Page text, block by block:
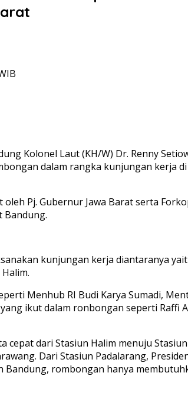
Kolonel Laut (KH/W) Dr. Renny
dalam rangka kunjungan kerja
Pj. Gubernur Jawa Barat serta
Bandung.
kunjungan kerja diantaranya
Menhub RI Budi Karya Sumadi,
ikut dalam ronbongan seperti Raffi
cepat dari Stasiun Halim menuju
Dari Stasiun Padalarang,
rombongan hanya